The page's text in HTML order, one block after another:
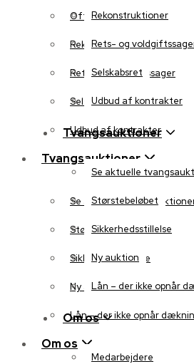
Rekonstruktioner
Rets- og
Selskabsret
Udbud af kontrakter
Tvangsauktioner
Se aktuelle
Størstebeløbet
Sikkerhedsstillelse
Ny auktion
Lån – der ikke opnår
Om os
Medarbejdere
Offentlig ret
Rekonstruktioner
Rets- og voldgiftssager
Selskabsret
Udbud af kontrakter
Tvangsauktioner
Se aktuelle
Størstebeløbet
Sikkerhedsstillelse
Ny auktion
Lån – der ikke opnår
Om os